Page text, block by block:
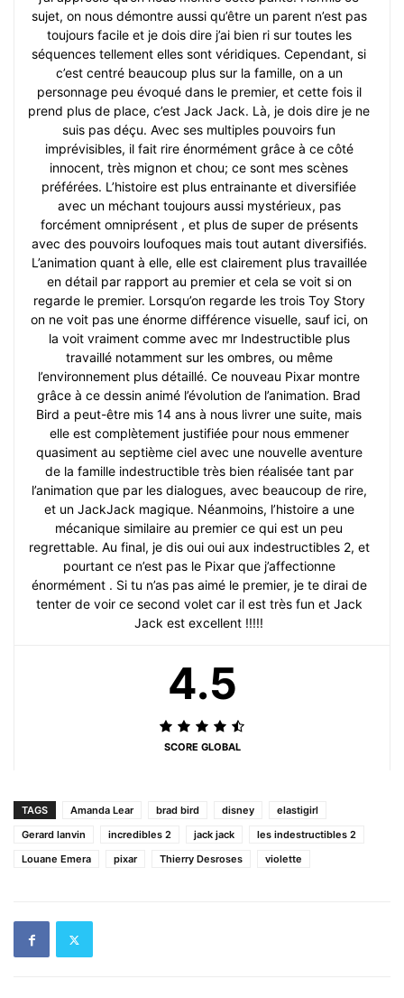
sujet, on nous démontre aussi qu’être un parent n’est pas
toujours facile et je dois dire j’ai bien ri sur toutes les
séquences tellement elles sont véridiques. Cependant, si
c’est centré beaucoup plus sur la famille, on a un
personnage peu évoqué dans le premier, et cette fois il
prend plus de place, c’est Jack Jack. Là, je dois dire je ne
suis pas déçu. Avec ses multiples pouvoirs fun
imprévisibles, il fait rire énormément grâce à ce côté
innocent, très mignon et chou; ce sont mes scènes
préférées. L’histoire est plus entrainante et diversifiée
avec un méchant toujours aussi mystérieux, pas
forcément omniprésent , et plus de super de présents
avec des pouvoirs loufoques mais tout autant diversifiés.
L’animation quant à elle, elle est clairement plus travaillée
en détail par rapport au premier et cela se voit si on
regarde le premier. Lorsqu’on regarde les trois Toy Story
on ne voit pas une énorme différence visuelle, sauf ici, on
la voit vraiment comme avec mr Indestructible plus
travaillé notamment sur les ombres, ou même
l’environnement plus détaillé. Ce nouveau Pixar montre
grâce à ce dessin animé l’évolution de l’animation. Brad
Bird a peut-être mis 14 ans à nous livrer une suite, mais
elle est complètement justifiée pour nous emmener
quasiment au septième ciel avec une nouvelle aventure
de la famille indestructible très bien réalisée tant par
l’animation que par les dialogues, avec beaucoup de rire,
et un JackJack magique. Néanmoins, l’histoire a une
mécanique similaire au premier ce qui est un peu
regrettable. Au final, je dis oui oui aux indestructibles 2, et
pourtant ce n’est pas le Pixar que j’affectionne
énormément . Si tu n’as pas aimé le premier, je te dirai de
tenter de voir ce second volet car il est très fun et Jack
Jack est excellent !!!!!
4.5
SCORE GLOBAL
TAGS Amanda Lear brad bird disney
elastigirl
Gerard lanvin
incredibles 2 jack jack
les indestructibles 2
Louane Emera
pixar Thierry Desroses violette